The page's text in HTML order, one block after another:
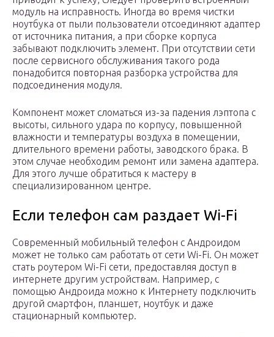
модуль на исправность. Иногда во время чистки
ноутбука от пыли пользователи отсоединяют адаптер
от источника питания, а при сборке корпуса
забывают подключить элемент. При отсутствии сети
после сервисного обслуживания такого рода
понадобится повторная разборка устройства для
подсоединения модуля.
Компонент может сломаться из-за падения лэптопа с
высоты, сильного удара по корпусу, повышенной
влажности и температуры воздуха в помещении,
длительного времени работы, заводского брака. В
этом случае необходим ремонт или замена адаптера.
Для этого лучше обратиться к мастеру в
специализированном центре.
Если телефон сам раздает Wi-Fi
Современный мобильный телефон с Андроидом
может не только сам работать от сети Wi-Fi. Он может
стать роутером Wi-Fi сети, предоставляя доступ в
интернете другим устройствам. Например, с
помощью Андроида можно к Интернету подключить
другой смартфон, планшет, ноутбук и даже
стационарный компьютер.